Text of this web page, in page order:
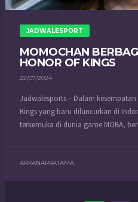
JADWALESPORT
MOMOCHAN
HONOR OF KINGS
22/07/2024
Jadwalesports – Dalam
Kings yang baru diluncurkan di
terkemuka di dunia game MOBA,
ARKANAPRATAMA